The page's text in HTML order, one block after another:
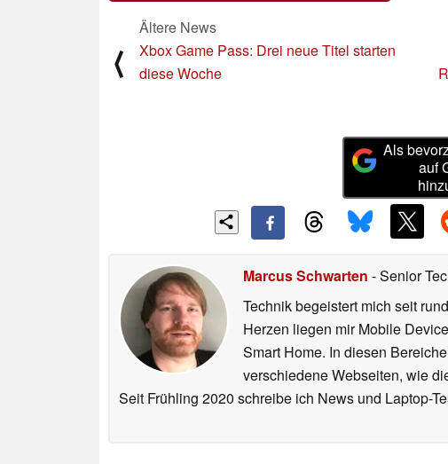
⟨
Ältere News
Xbox Game Pass: Drei neue Titel starten
diese Woche
Als
auf
Marcus Schwarten - Senior
Technik begeistert mich seit
Herzen liegen mir Mobile
Smart Home. In diesen
verschiedene Webseiten, wie
Seit Frühling 2020 schreibe ich News und Laptop-